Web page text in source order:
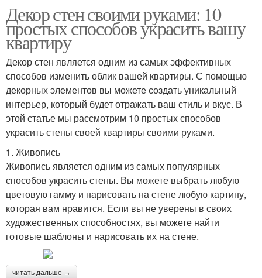
Декор стен своими руками: 10
простых способов украсить вашу
квартиру
Декор стен является одним из самых эффективных
способов изменить облик вашей квартиры. С помощью
декорных элементов вы можете создать уникальный
интерьер, который будет отражать ваш стиль и вкус. В
этой статье мы рассмотрим 10 простых способов
украсить стены своей квартиры своими руками.
1. Живопись
Живопись является одним из самых популярных
способов украсить стены. Вы можете выбрать любую
цветовую гамму и нарисовать на стене любую картину,
которая вам нравится. Если вы не уверены в своих
художественных способностях, вы можете найти
готовые шаблоны и нарисовать их на стене.
читать дальше →